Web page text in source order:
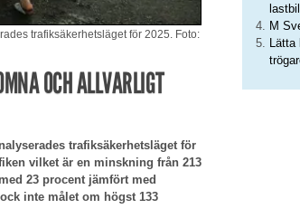
trafiksäkerhetsläget för 2025. Foto:
OCH ALLVARLIGT
trafiksäkerhetsläget för
vilket är en minskning från 213
23 procent jämfört med
inte målet om högst 133
M
Lätta